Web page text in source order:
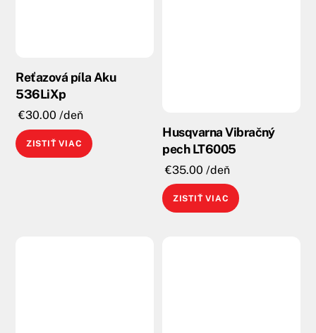
Reťazová píla Aku
536LiXp
€30.00 /deň
ZISTIŤ VIAC
Husqvarna Vibračný
pech LT6005
€35.00 /deň
ZISTIŤ VIAC